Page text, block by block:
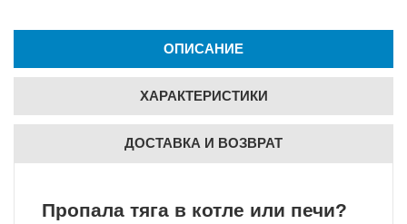
ОПИСАНИЕ
ХАРАКТЕРИСТИКИ
ДОСТАВКА И ВОЗВРАТ
Пропала тяга в котле или печи?